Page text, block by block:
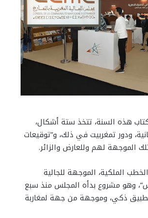
هذه السنة، تتخذ ستة أشكال،
ودور تمغربيت في ذلك، و”توقيعات
الموجهة لهم وللعارض والزائر.
الملكية، الموجهة للجالية
وهو مشروع بدأه المجلس منذ سبع
تطبيق ذكي، وموجهة من جهة لمغاربة